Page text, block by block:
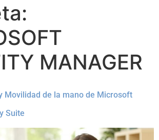
MANAGER
Movilidad de la mano de Microsoft
Suite